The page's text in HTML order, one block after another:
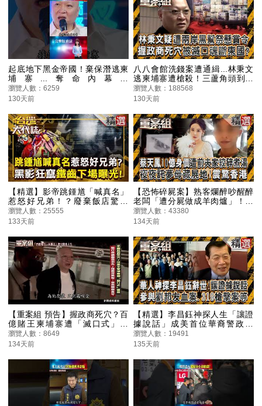
起底地下黑金帝國！棄保潛逃柬
埔寨...奪命內幕！
@ebcOhMyGod #shorts
瀏覽人數：6259
130天前
八八會館洗錢案遭通緝...林秉文
逃柬埔寨遭槍殺！三蘆角頭到百
億賭王..起底「鱸鰻」地下黑金帝
國《重案組》 20260328｜楊茹
瀏覽人數：188568
130天前
【精選】影帝跳鍾馗「喊真名」
惹怒好兄弟！？廢棄飯店驚見
「長毛黑影」狂竄…劇組鐵齒下
場曝光！《台灣大代誌》
瀏覽人數：25555
133天前
【恐怖碎屍案】熟客爛醉吵醒醉
老闆「遭分屍做成羊肉爐」！？
死者遭「鐵條擊暈」殘骸棄屍蝙
蝠洞/前夫一家「寄生上游不成」
「碎屍烹煮」找不回全屍！《重
案組》
瀏覽人數：43380
134天前
【重案組 預告】握政商死穴？百
億賭王柬埔寨遭「滅口式」槍
殺！隨行保鑣離奇消失？疑兩岸
黑幫祭出高額懸賞令
瀏覽人數：8649
134天前
【精選】李昌鈺神探人生「讓證
據說話」成美首位華裔警政廳
長！一具屍體看半天「曝關鍵總
在細節處」拉拔台灣CSI／辛普森
邦友血案、彭婉如命案、白曉燕
命案、319槍擊案等參與調查
瀏覽人數：19491
135天前